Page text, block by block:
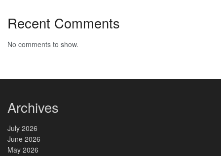
Recent Comments
No comments to show.
Archives
July 2026
June 2026
May 2026